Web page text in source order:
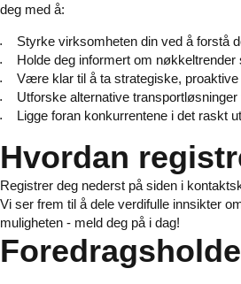
deg med å:
Styrke virksomheten din ved å forstå
Holde deg informert om
Være klar til å ta strategiske,
Utforske alternative
Ligge foran konkurrentene i det raskt
Hvordan
Registrer deg nederst på siden i
Vi ser frem til å dele verdifulle innsikter
muligheten - meld deg på i dag!